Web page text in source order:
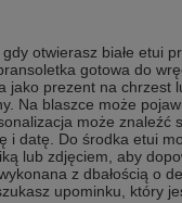
otwierasz białe etui
gotowa do
jako prezent na chrzest
Na blaszce może
może znaleźć
i datę. Do środka etui
lub zdjęciem, aby
z dbałością o
upominku, który